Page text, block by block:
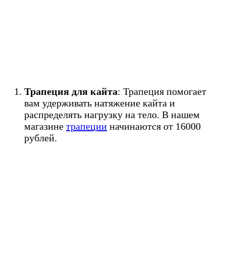
Трапеция для кайта: Трапеция помогает
вам удерживать натяжение кайта и
распределять нагрузку на тело. В нашем
магазине трапеции начинаются от 16000
рублей.